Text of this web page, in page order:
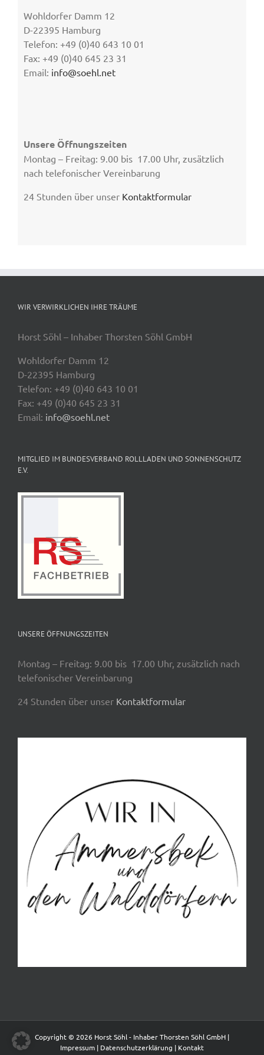
Wohldorfer Damm 12
D-22395 Hamburg
Telefon: +49 (0)40 643 10 01
Fax: +49 (0)40 645 23 31
Email: info@soehl.net
Unsere Öffnungszeiten
Montag – Freitag: 9.00 bis 17.00 Uhr, zusätzlich
nach telefonischer Vereinbarung
24 Stunden über unser Kontaktformular
WIR VERWIRKLICHEN IHRE TRÄUME
Horst Söhl – Inhaber Thorsten Söhl GmbH
Wohldorfer Damm 12
D-22395 Hamburg
Telefon: +49 (0)40 643 10 01
Fax: +49 (0)40 645 23 31
Email: info@soehl.net
MITGLIED IM BUNDESVERBAND ROLLLADEN UND SONNENSCHUTZ
E.V.
UNSERE ÖFFNUNGSZEITEN
Montag – Freitag: 9.00 bis 17.00 Uhr, zusätzlich nach
telefonischer Vereinbarung
24 Stunden über unser Kontaktformular
Copyright © 2026 Horst Söhl - Inhaber Thorsten Söhl GmbH |
Impressum | Datenschutzerklärung | Kontakt